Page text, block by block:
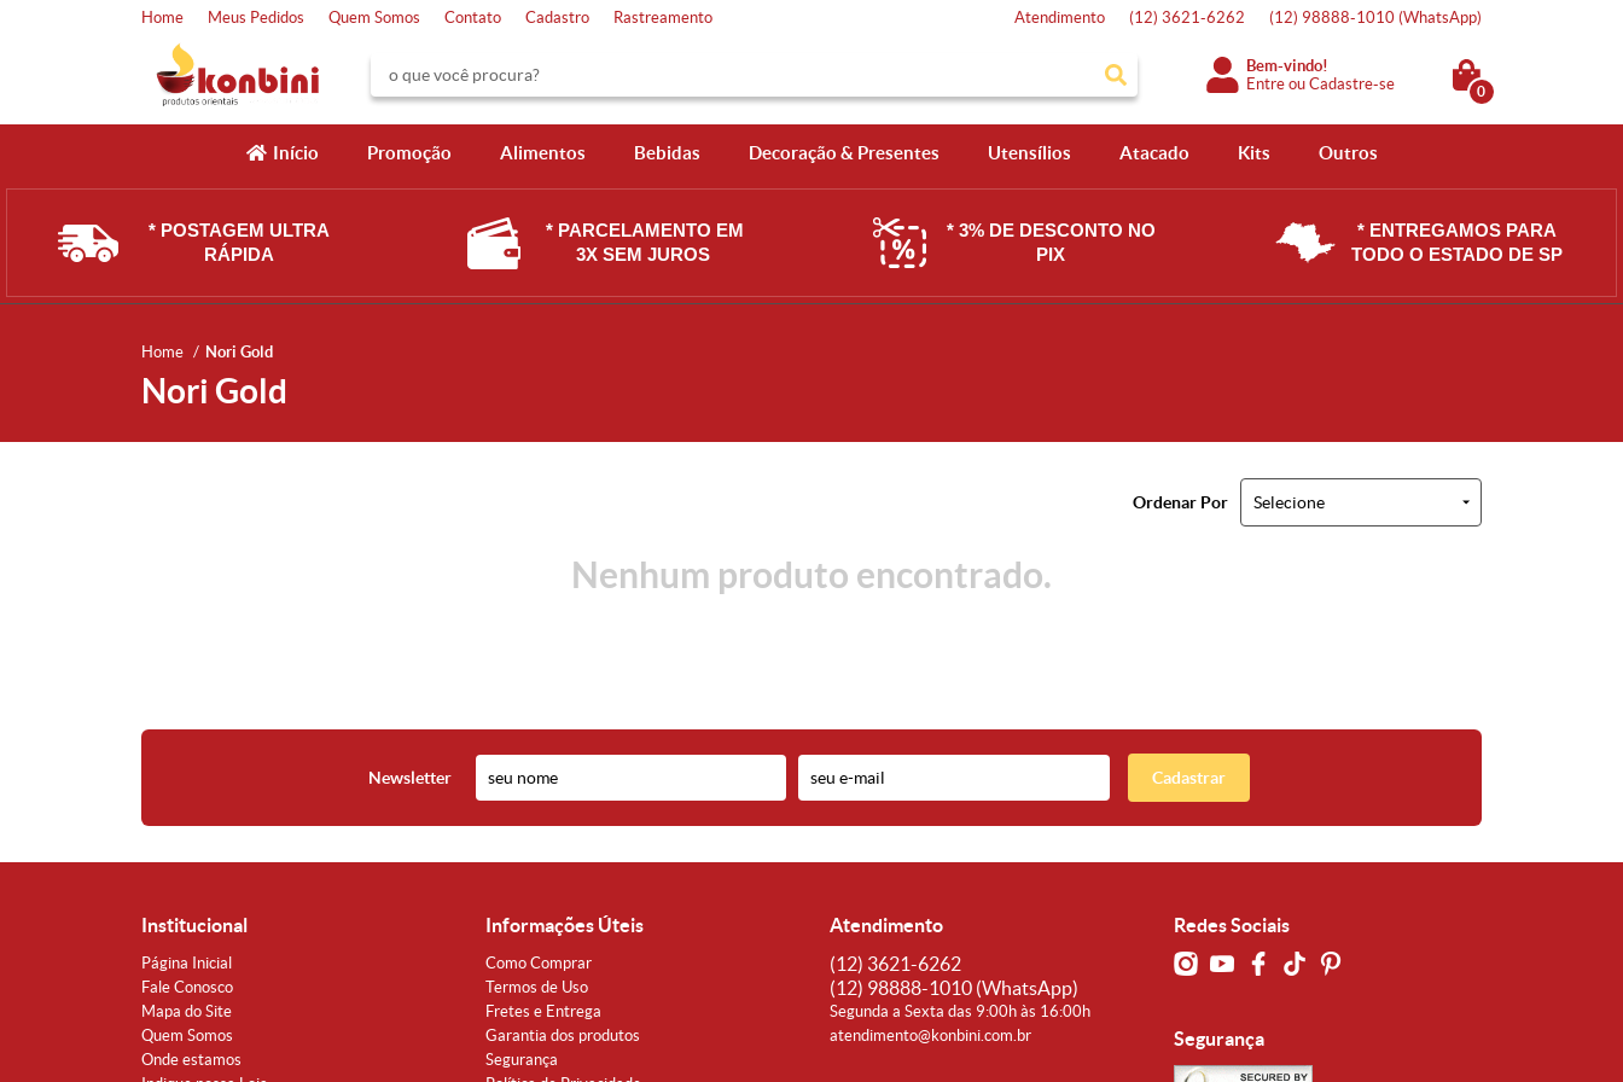
Home Meus Pedidos Quem Somos Contato Cadastro Rastreamento Atendimento (12) 3621-6262 (12) 98888-1010 (WhatsApp)
Bem-vindo!
Entre ouCadastre-se 0
Início Promoção Alimentos Bebidas Decoração & Presentes Utensílios Atacado Kits Outros
* POSTAGEM ULTRA
RÁPIDA
* PARCELAMENTO EM
3X SEM JUROS
* 3% DE DESCONTO NO
PIX
* ENTREGAMOS PARA
TODO O ESTADO DE SP
Home Nori Gold
Nori Gold
Ordenar Por Selecione
Nenhum produto encontrado.
Newsletter Cadastrar
Institucional
Página Inicial
Fale Conosco
Mapa do Site
Quem Somos
Onde estamos
Informações Úteis
Como Comprar
Termos de Uso
Fretes e Entrega
Garantia dos produtos
Segurança
Atendimento
(12) 3621-6262
(12) 98888-1010 (WhatsApp)
Segunda a Sexta das 9:00h às 16:00h
atendimento@konbini.com.br
Redes Sociais
Segurança